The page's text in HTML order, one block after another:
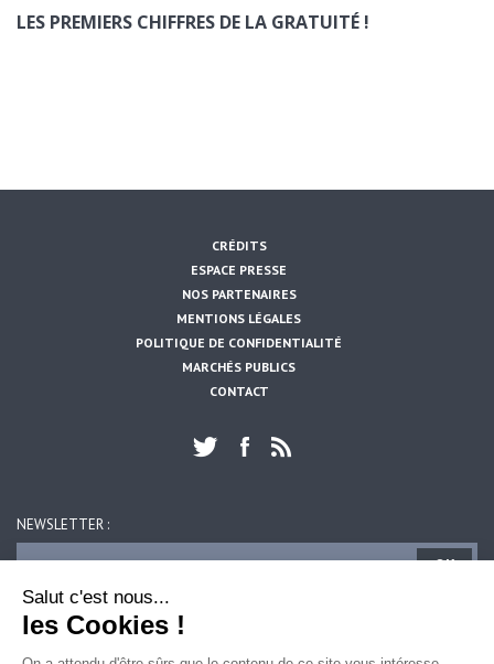
LES PREMIERS CHIFFRES DE LA GRATUITÉ !
CRÉDITS
ESPACE PRESSE
NOS PARTENAIRES
MENTIONS LÉGALES
POLITIQUE DE CONFIDENTIALITÉ
MARCHÉS PUBLICS
CONTACT
NEWSLETTER :
OK
39, rue du 14 juillet
Salut c'est nous...
les Cookies !